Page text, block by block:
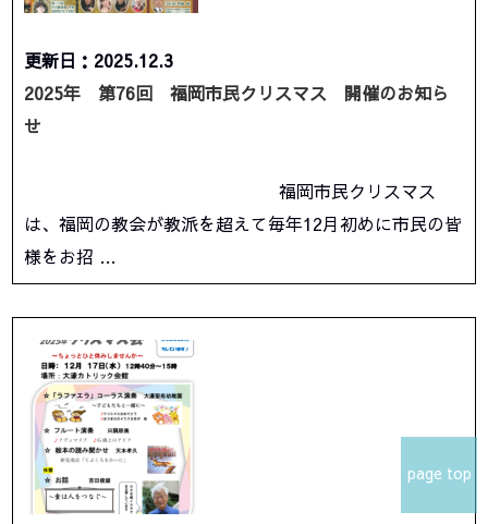
更新日：2025.12.3
2025年 第76回 福岡市民クリスマス 開催のお知ら
せ
福岡市民クリスマス
は、福岡の教会が教派を超えて毎年12月初めに市民の皆
様をお招 …
page top